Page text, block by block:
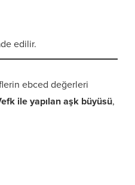
edilir.
ebced değerleri
ile yapılan aşk büyüsü,